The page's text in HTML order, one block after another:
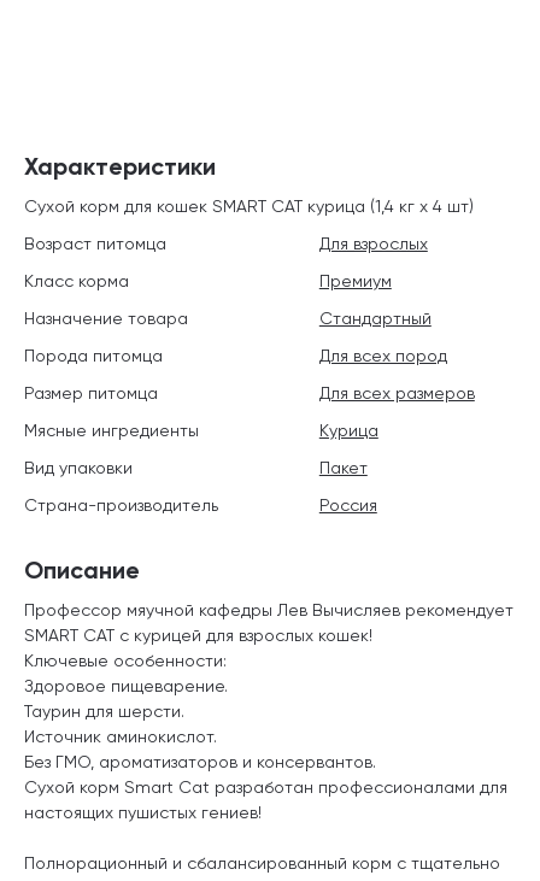
Описание
Профессор мяучной кафедры Лев Вычисляев рекомендует
SMART CAT с курицей для взрослых кошек!
Ключевые особенности:
Здоровое пищеварение.
Таурин для шерсти.
Источник аминокислот.
Без ГМО, ароматизаторов и консервантов.
Сухой корм Smart Cat разработан профессионалами для
настоящих пушистых гениев!
Полнорационный и сбалансированный корм с тщательно
Характеристики
Сухой корм для кошек SMART CAT курица (1,4 кг х 4 шт)
Возраст питомца
Для взрослых
Класс корма
Премиум
Назначение товара
Стандартный
Порода питомца
Для всех пород
Размер питомца
Для всех размеров
Мясные ингредиенты
Курица
Вид упаковки
Пакет
Страна-производитель
Россия